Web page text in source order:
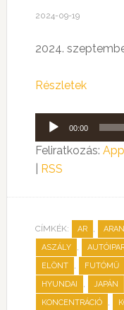
2024-09-19
2024.
Részletek
Audió
lejátszó
00:00
Feliratkozás:
RSS
CÍMKÉK: AR ,
ASZÁLY ,
ELÖNT , FUTÓMŰ
HYUNDAI , JAPÁN
KONCENTRÁCIÓ ,